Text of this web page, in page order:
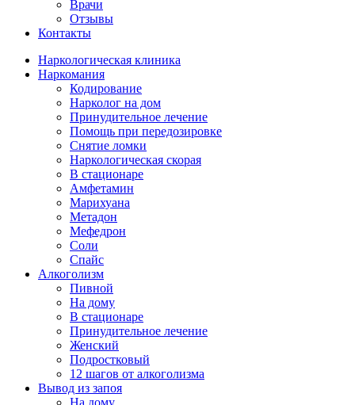
Врачи
Отзывы
Контакты
Наркологическая клиника
Наркомания
Кодирование
Нарколог на дом
Принудительное лечение
Помощь при передозировке
Снятие ломки
Наркологическая скорая
В стационаре
Амфетамин
Марихуана
Метадон
Мефедрон
Соли
Спайс
Алкоголизм
Пивной
На дому
В стационаре
Принудительное лечение
Женский
Подростковый
12 шагов от алкоголизма
Вывод из запоя
На дому